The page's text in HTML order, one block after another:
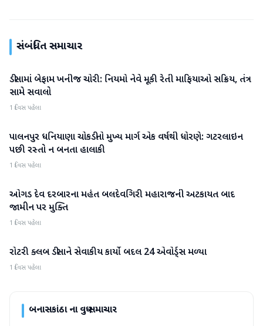
સંબંધિત સમાચાર
બનાસકાંઠા
ડીસામાં બેફામ ખનીજ ચોરી: નિયમો નેવે મૂકી રેતી માફિયાઓ સક્રિય, તંત્ર
સામે સવાલો
1 દિવસ પહેલા
બનાસકાંઠા
પાલનપુર ધનિયાણા ચોકડીનો મુખ્ય માર્ગ એક વર્ષથી ધોરણે: ગટરલાઇન
પછી રસ્તો ન બનતા હાલાકી
1 દિવસ પહેલા
બનાસકાંઠા
ઓગડ દેવ દરબારના મહંત બલદેવગિરી મહારાજની અટકાયત બાદ
જામીન પર મુક્તિ
1 દિવસ પહેલા
બનાસકાંઠા
રોટરી ક્લબ ડીસાને સેવાકીય કાર્યો બદલ 24 એવોર્ડ્સ મળ્યા
1 દિવસ પહેલા
બનાસકાંઠાના વધુ સમાચાર